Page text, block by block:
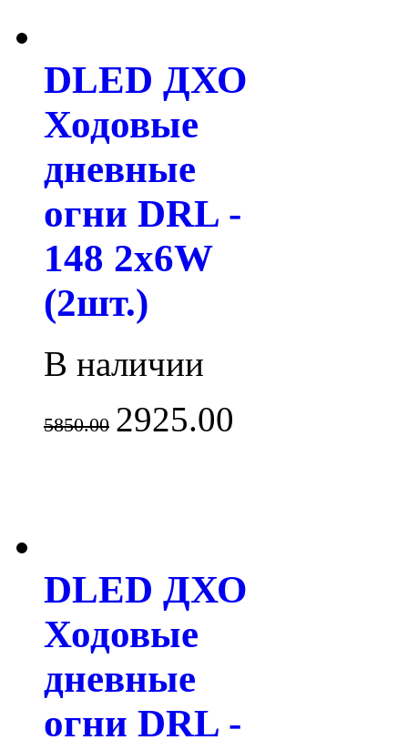
DLED ДХО
Ходовые
дневные
огни DRL -
148 2x6W
(2шт.)
В наличии
5850.00 2925.00
DLED ДХО
Ходовые
дневные
огни DRL -